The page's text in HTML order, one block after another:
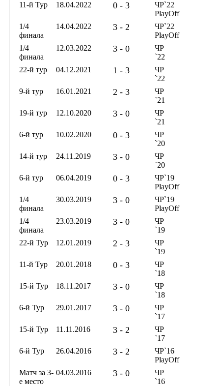
11-й Тур
18.04.2022 0 - 3
ЧР`22
PlayOff
1/4
финала
14.04.2022 3 - 2
ЧР`22
PlayOff
1/4
финала
12.03.2022 3 - 0
ЧР
`22
22-й тур
04.12.2021 1 - 3
ЧР
`22
9-й тур
16.01.2021 2 - 3
ЧР
`21
19-й тур
12.10.2020 3 - 0
ЧР
`21
6-й тур
10.02.2020 0 - 3
ЧР
`20
14-й тур
24.11.2019 3 - 0
ЧР
`20
6-й тур
06.04.2019 0 - 3
ЧР`19
PlayOff
1/4
финала
30.03.2019 3 - 0
ЧР`19
PlayOff
1/4
финала
23.03.2019 3 - 0
ЧР
`19
22-й Тур
12.01.2019 2 - 3
ЧР
`19
11-й Тур
20.01.2018 0 - 3
ЧР
`18
15-й Тур
18.11.2017 3 - 0
ЧР
`18
6-й Тур
29.01.2017 3 - 0
ЧР
`17
15-й Тур
11.11.2016 3 - 2
ЧР
`17
6-й Тур
26.04.2016 3 - 2
ЧР`16
PlayOff
Матч за 3-
е место
04.03.2016 3 - 0
ЧР
`16